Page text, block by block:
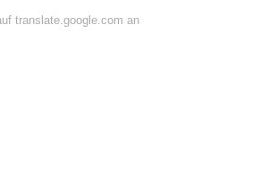
translate.google.com an